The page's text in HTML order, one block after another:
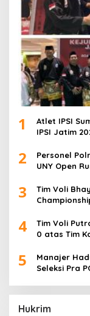
1
Atlet IPSI
IPSI Jatim
2
Personel
UNY Open
3
Tim Voli
4
Tim Voli
0 atas Tim
5
Manajer
Seleksi Pra
Hukrim